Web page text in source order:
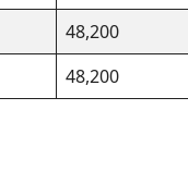
48,200
48,200